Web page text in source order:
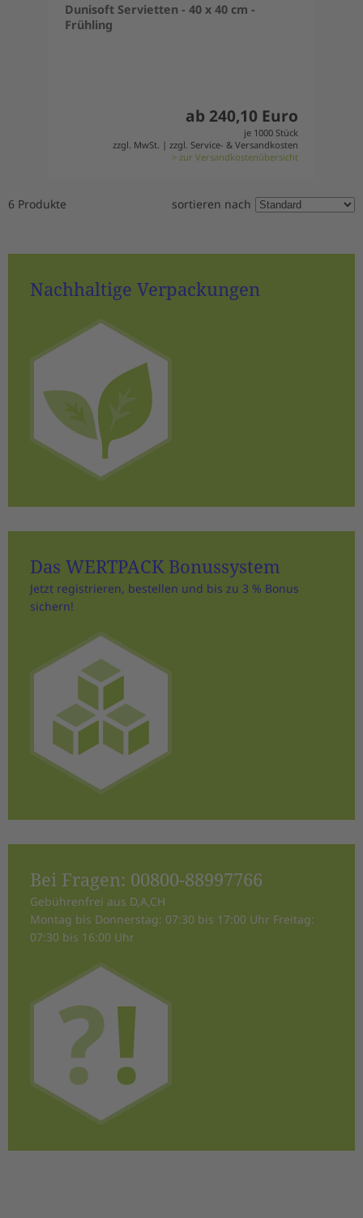
Dunisoft Servietten - 40 x 40 cm -
Frühling
ab 240,10 Euro
je 1000 Stück
zzgl. MwSt. | zzgl. Service- & Versandkosten
> zur Versandkostenübersicht
6 Produkte sortieren nach
Nachhaltige Verpackungen
Das WERTPACK Bonussystem
Jetzt registrieren, bestellen und bis zu 3 % Bonus
sichern!
Bei Fragen: 00800-88997766
Gebührenfrei aus D,A,CH
Montag bis Donnerstag: 07:30 bis 17:00 Uhr Freitag:
07:30 bis 16:00 Uhr